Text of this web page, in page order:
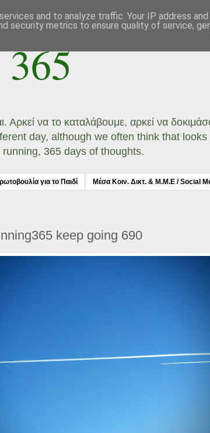
Αρκεί να το καταλάβουμε, αρκεί να
day, although we often think that
365 days of thoughts.
για το Παιδί Μέσα Κοιν. Δικτ. & Μ.Μ.Ε / Social
keep going 690
and to analyze traffic. Your IP address
security metrics to ensure quality of service,